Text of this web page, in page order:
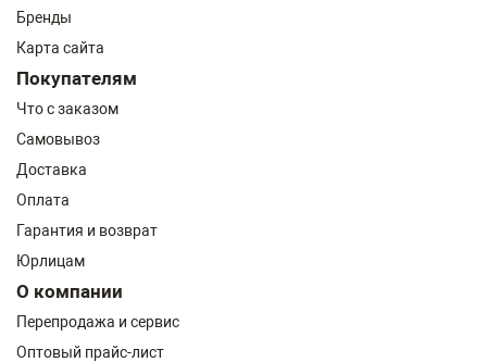
Бренды
Карта сайта
Покупателям
Что с заказом
Самовывоз
Доставка
Оплата
Гарантия и возврат
Юрлицам
О компании
Перепродажа и сервис
Оптовый прайс-лист